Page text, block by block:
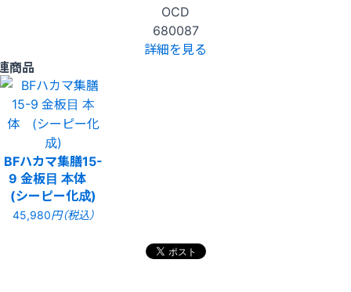
OCD
680087
詳細を見る
商品
BFハカマ集膳15-
9 金板目 本体
(シーピー化成)
45,980円（税込）